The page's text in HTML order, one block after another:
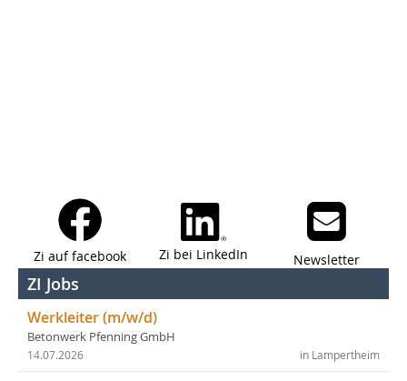
Zi auf facebook Zi bei LinkedIn Newsletter
ZI Jobs
Werkleiter (m/w/d)
Betonwerk Pfenning GmbH
in Lampertheim
14.07.2026